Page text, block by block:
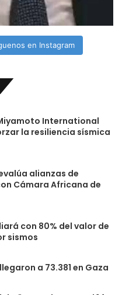
en Instagram
International
la resiliencia sísmica
alianzas de
Cámara Africana de
con 80% del valor de
sismos
a 73.381 en Gaza